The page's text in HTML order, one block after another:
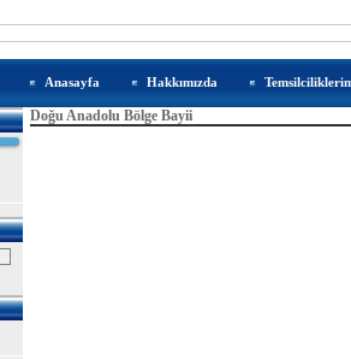
Anasayfa Hakkımızda
Doğu Anadolu Bölge Bayii